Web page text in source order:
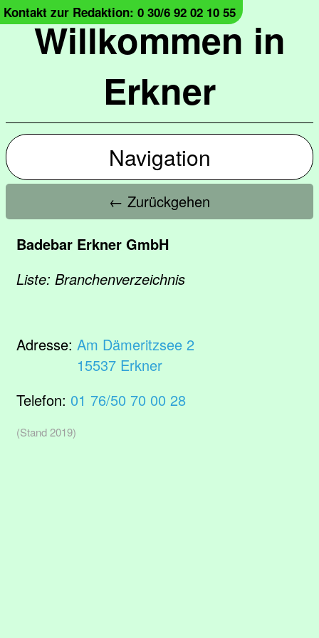
Willkommen in
Erkner
Kontakt zur Redaktion: 0 30/6 92 02 10 55
Navigation
← Zurückgehen
Badebar Erkner GmbH
Liste: Branchenverzeichnis
Adresse: Am Dämeritzsee 2
15537 Erkner
Telefon: 01 76/50 70 00 28
(Stand 2019)